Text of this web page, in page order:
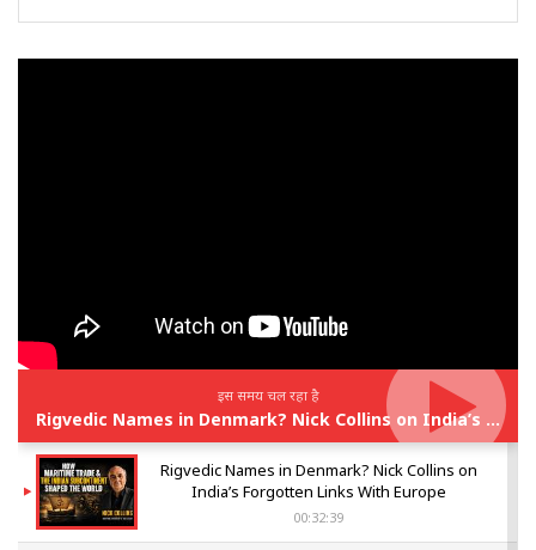
इस समय चल रहा है
Rigvedic Names in Denmark? Nick Collins on India’s Forgotten Links With Europe
Rigvedic Names in Denmark? Nick Collins on
India’s Forgotten Links With Europe
00:32:39